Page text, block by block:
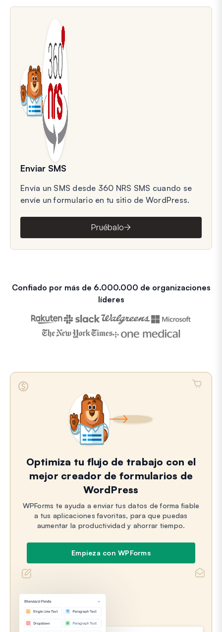
Enviar SMS
Envía un SMS desde 360 NRS SMS cuando se
envíe un formulario en tu sitio de WordPress.
Pruébalo
Confiado por más de 6.000.000 de organizaciones
líderes
Optimiza tu flujo de trabajo con el
mejor creador de formularios de
WordPress
WPForms te ayuda a enviar tus datos de forma fiable
a tus aplicaciones favoritas, para que puedas
aumentar la productividad y ahorrar tiempo.
Empieza con WPForms